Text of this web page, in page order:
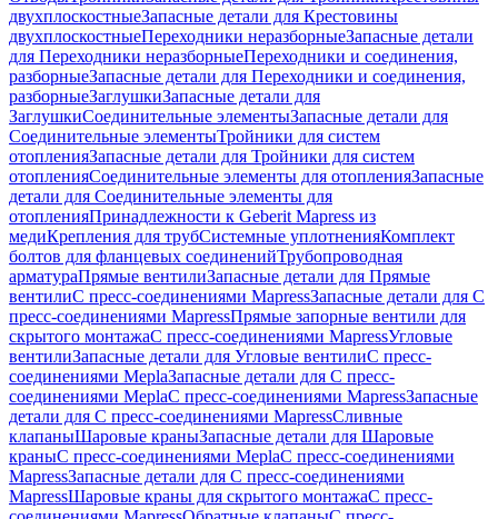
двухплоскостныеЗапасные детали для Крестовины
двухплоскостныеПереходники неразборныеЗапасные детали
для Переходники неразборныеПереходники и соединения,
разборныеЗапасные детали для Переходники и соединения,
разборныеЗаглушкиЗапасные детали для
ЗаглушкиСоединительные элементыЗапасные детали для
Соединительные элементыТройники для систем
отопленияЗапасные детали для Тройники для систем
отопленияСоединительные элементы для отопленияЗапасные
детали для Соединительные элементы для
отопленияПринадлежности к Geberit Mapress из
медиКрепления для трубСистемные уплотненияКомплект
болтов для фланцевых соединенийТрубопроводная
арматураПрямые вентилиЗапасные детали для Прямые
вентилиС пресс-соединениями MapressЗапасные детали для С
пресс-соединениями MapressПрямые запорные вентили для
скрытого монтажаС пресс-соединениями MapressУгловые
вентилиЗапасные детали для Угловые вентилиС пресс-
соединениями MeplaЗапасные детали для С пресс-
соединениями MeplaС пресс-соединениями MapressЗапасные
детали для С пресс-соединениями MapressСливные
клапаныШаровые краныЗапасные детали для Шаровые
краныС пресс-соединениями MeplaС пресс-соединениями
MapressЗапасные детали для С пресс-соединениями
MapressШаровые краны для скрытого монтажаС пресс-